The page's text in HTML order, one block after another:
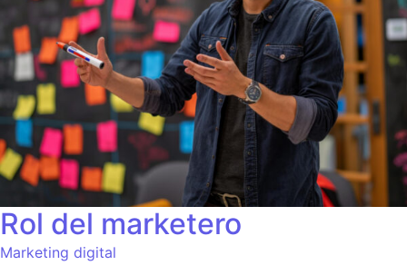
Rol del marketero
Marketing digital